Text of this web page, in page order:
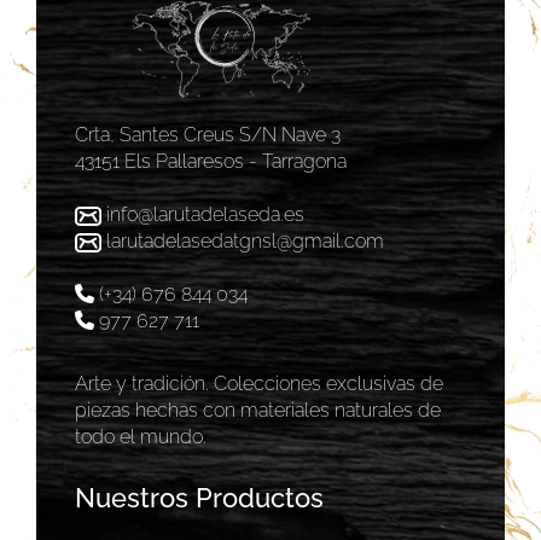
Crta, Santes Creus S/N Nave 3
43151 Els Pallaresos - Tarragona
info@larutadelaseda.es
larutadelasedatgnsl@gmail.com
(+34) 676 844 034
977 627 711
Arte y tradición. Colecciones exclusivas de
piezas hechas con materiales naturales de
todo el mundo.
Nuestros Productos